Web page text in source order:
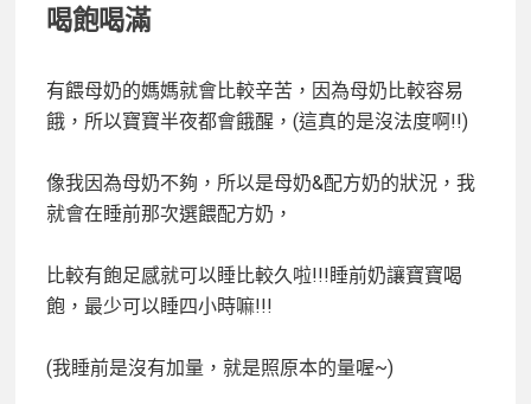
喝飽喝滿
有餵母奶的媽媽就會比較辛苦，因為母奶比較容易
餓，所以寶寶半夜都會餓醒，(這真的是沒法度啊!!)
像我因為母奶不夠，所以是母奶&配方奶的狀況，我
就會在睡前那次選餵配方奶，
比較有飽足感就可以睡比較久啦!!!睡前奶讓寶寶喝
飽，最少可以睡四小時嘛!!!
(我睡前是沒有加量，就是照原本的量喔~)